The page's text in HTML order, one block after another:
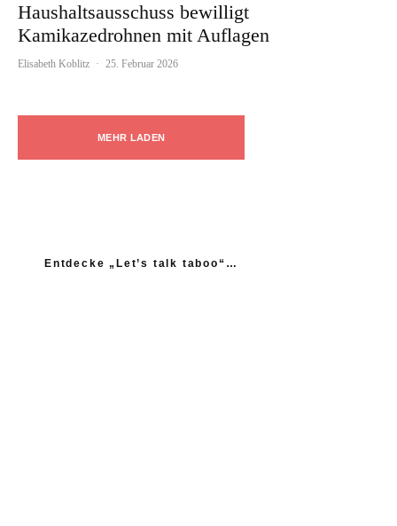
Haushaltsausschuss bewilligt
Kamikazedrohnen mit Auflagen
Elisabeth Koblitz · 25. Februar 2026
MEHR LADEN
Entdecke „Let’s talk taboo“…